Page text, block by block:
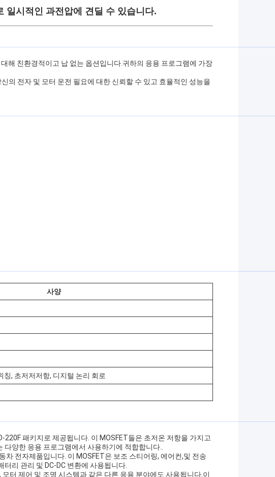
일시적인 과전압에 견딜 수 있습니다.
해 친환경적이고 납 없는 옵션입니다.귀하의 응용 프로그램에 가장
의 전자 및 모터 운전 필요에 대한 신뢰할 수 있고 효율적인 성능을
사양
칭, 초저저저항, 디지털 논리 회로
패키지로 제공됩니다. 이 MOSFET들은 초저온 저항을 가지고
양한 응용 프로그램에서 사용하기에 적합합니다..
차 전자제품입니다. 이 MOSFET은 보조 스티어링, 에어컨,및 전송
리 관리 및 DC-DC 변환에 사용됩니다.
터 제어 및 조명 시스템과 같은 다른 응용 분야에도 사용됩니다.이